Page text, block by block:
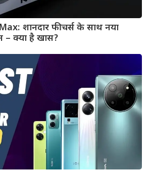
शानदार फीचर्स के साथ नया
– क्या है खास?